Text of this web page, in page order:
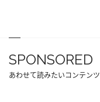
SPONSORED
あわせて読みたいコンテンツ